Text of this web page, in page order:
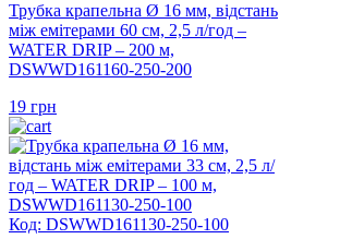
Трубка крапельна Ø 16 мм, відстань
між емітерами 60 см, 2,5 л/год –
WATER DRIP – 200 м,
DSWWD161160-250-200
19 грн
Код: DSWWD161130-250-100